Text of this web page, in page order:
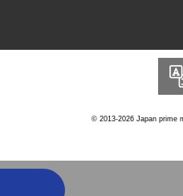
© 2013-2026 Japan prime